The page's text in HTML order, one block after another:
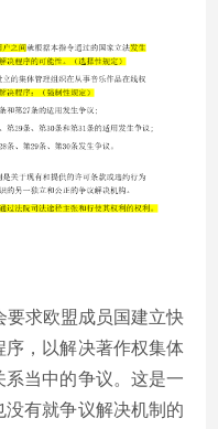
要求欧盟成员国建立快
，以解决著作权集体
当中的争议。这是一
有就争议解决机制的